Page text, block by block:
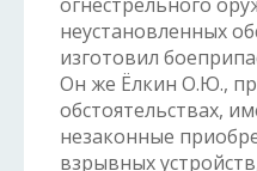
неустановленных
изготовил
Он же Ёлкин О.Ю.,
обстоятельствах,
незаконные
взрывных